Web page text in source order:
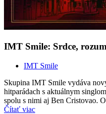
IMT Smile: Srdce,
IMT Smile
Skupina IMT Smile vydáva
hitparádach s aktuálnym
spolu s nimi aj Ben Cristovao.
Čítať viac